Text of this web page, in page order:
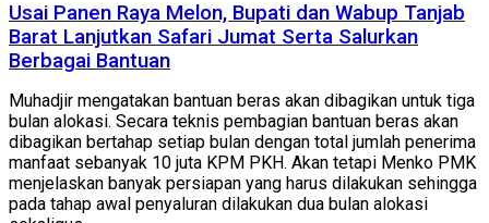
Usai Panen Raya Melon, Bupati dan Wabup Tanjab
Barat Lanjutkan Safari Jumat Serta Salurkan
Berbagai Bantuan
Muhadjir mengatakan bantuan beras akan dibagikan untuk tiga
bulan alokasi. Secara teknis pembagian bantuan beras akan
dibagikan bertahap setiap bulan dengan total jumlah penerima
manfaat sebanyak 10 juta KPM PKH. Akan tetapi Menko PMK
menjelaskan banyak persiapan yang harus dilakukan sehingga
pada tahap awal penyaluran dilakukan dua bulan alokasi